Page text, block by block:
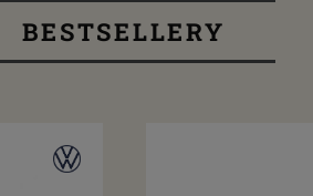
BESTSELLERY